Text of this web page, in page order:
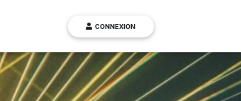
CONNEXION